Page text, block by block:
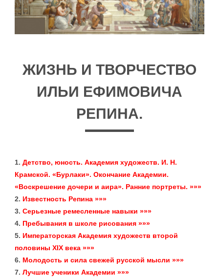
ЖИЗНЬ И ТВОРЧЕСТВО
ИЛЬИ ЕФИМОВИЧА
РЕПИНА.
1. Детство, юность. Академия художеств. И. Н.
Крамской. «Бурлаки». Окончание Академии.
«Воскрешение дочери и аира». Ранние портреты. »»»
2. Известность Репина »»»
3. Серьезные ремесленные навыки »»»
4. Пребывания в школе рисования »»»
5. Императорская Академия художеств второй
половины XIX века »»»
6. Молодость и сила свежей русской мысли »»»
7. Лучшие ученики Академии »»»